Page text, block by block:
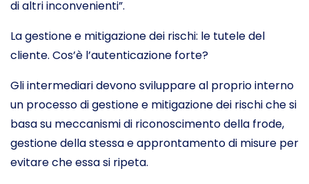
di altri inconvenienti”.
La gestione e mitigazione dei rischi: le tutele del
cliente. Cos’è l’autenticazione forte?
Gli intermediari devono sviluppare al proprio interno
un processo di gestione e mitigazione dei rischi che si
basa su meccanismi di riconoscimento della frode,
gestione della stessa e approntamento di misure per
evitare che essa si ripeta.